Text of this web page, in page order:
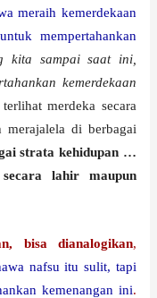
meraih kemerdekaan
mempertahankan
kita sampai saat ini,
kemerdekaan
merdeka secara
di berbagai
strata kehidupan …
lahir maupun
bisa dianalogikan,
nafsu itu sulit, tapi
kemenangan ini.